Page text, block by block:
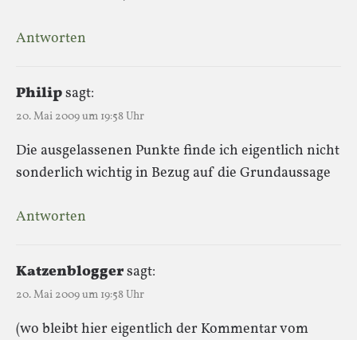
Antworten
Philipsagt:
20. Mai 2009 um 19:58 Uhr
Die ausgelassenen Punkte finde ich eigentlich nicht
sonderlich wichtig in Bezug auf die Grundaussage
Antworten
Katzenbloggersagt:
20. Mai 2009 um 19:58 Uhr
(wo bleibt hier eigentlich der Kommentar vom